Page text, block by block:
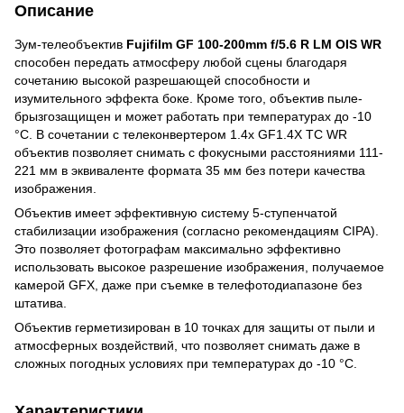
Описание
Зум-телеобъектив Fujifilm GF 100-200mm f/5.6 R LM OIS WR
способен передать атмосферу любой сцены благодаря
сочетанию высокой разрешающей способности и
изумительного эффекта боке. Кроме того, объектив пыле-
брызгозащищен и может работать при температурах до -10
°C. В сочетании с телеконвертером 1.4х GF1.4X TC WR
объектив позволяет снимать с фокусными расстояниями 111-
221 мм в эквиваленте формата 35 мм без потери качества
изображения.
Объектив имеет эффективную систему 5-ступенчатой
стабилизации изображения (согласно рекомендациям CIPA).
Это позволяет фотографам максимально эффективно
использовать высокое разрешение изображения, получаемое
камерой GFX, даже при съемке в телефотодиапазоне без
штатива.
Объектив герметизирован в 10 точках для защиты от пыли и
атмосферных воздействий, что позволяет снимать даже в
сложных погодных условиях при температурах до -10 °C.